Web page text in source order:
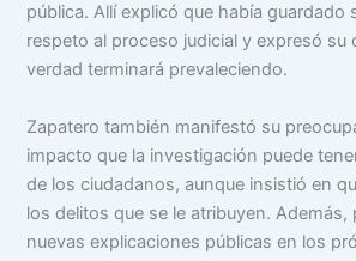
pública. Allí explicó que había guardado
respeto al proceso judicial y expresó su
verdad terminará prevaleciendo.
Zapatero también manifestó su
impacto que la investigación puede
de los ciudadanos, aunque insistió en
los delitos que se le atribuyen.
nuevas explicaciones públicas en los